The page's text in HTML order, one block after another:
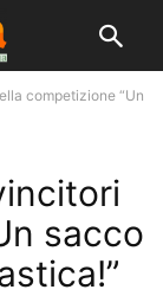
competizione “Un
sacco